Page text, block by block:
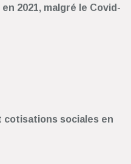
2021, malgré le Covid-
cotisations sociales en